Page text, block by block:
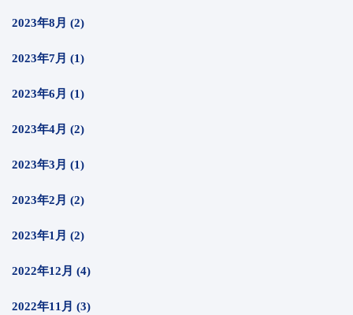
2023年8月 (2)
2023年7月 (1)
2023年6月 (1)
2023年4月 (2)
2023年3月 (1)
2023年2月 (2)
2023年1月 (2)
2022年12月 (4)
2022年11月 (3)